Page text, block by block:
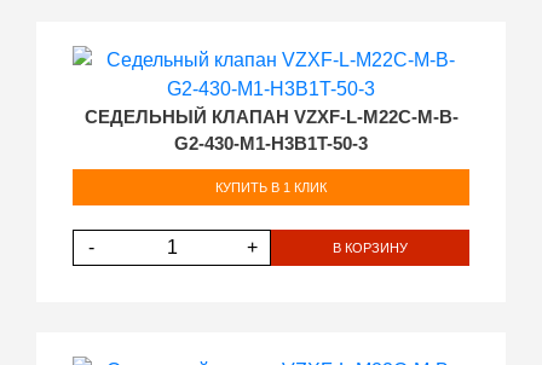
СЕДЕЛЬНЫЙ КЛАПАН VZXF-L-M22C-M-B-
G2-430-M1-H3B1T-50-3
КУПИТЬ В 1 КЛИК
- + В КОРЗИНУ